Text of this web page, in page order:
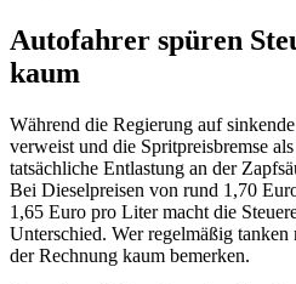
Autofahrer spüren
kaum
Während die Regierung auf
verweist und die Spritpreisbremse
tatsächliche Entlastung an der
Bei Dieselpreisen von rund 1,70
1,65 Euro pro Liter macht die
Unterschied. Wer regelmäßig
der Rechnung kaum bemerken.